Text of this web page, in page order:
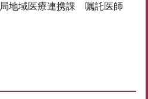
局地域医療連携課 嘱託医師